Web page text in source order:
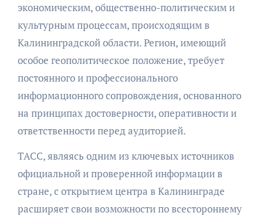
экономическим, общественно-политическим и
культурным процессам, происходящим в
Калининградской области. Регион, имеющий
особое геополитическое положение, требует
постоянного и профессионального
информационного сопровождения, основанного
на принципах достоверности, оперативности и
ответственности перед аудиторией.
ТАСС, являясь одним из ключевых источников
официальной и проверенной информации в
стране, с открытием центра в Калининграде
расширяет свои возможности по всестороннему